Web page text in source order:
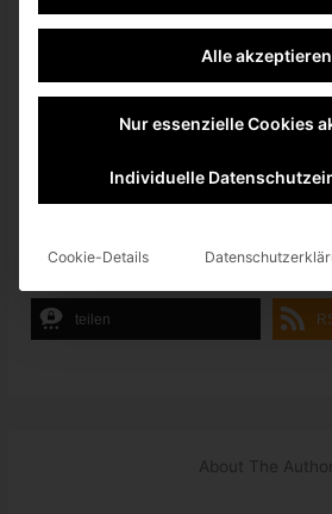
Inhalt
Erforderlichen
akzeptieren und
entsperren
twittern teilen
teilen
About The Author
Alle akzeptieren
Nur essenzielle Cookies
Individuelle
Cookie-Details